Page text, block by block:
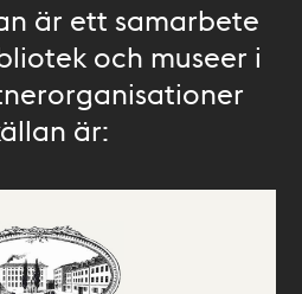
är ett samarbete
och museer i
är: